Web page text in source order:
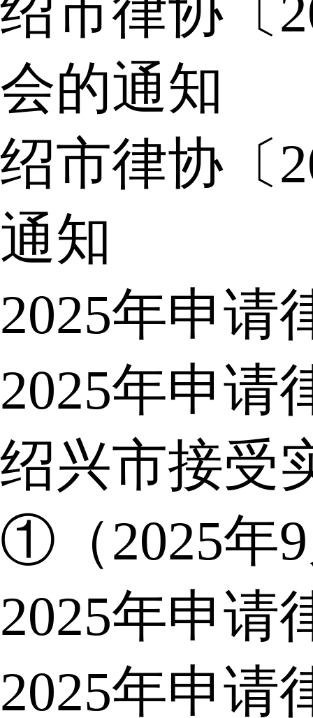
绍市律协〔
会的通知
绍市律协〔
通知
2025年申请
2025年申请
绍兴市接受
①（2025年
2025年申请
2025年申请